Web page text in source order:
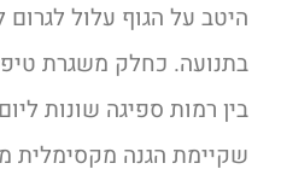
היטב על הגוף עלול לגרום
בתנועה. כחלק משגרת
בין רמות ספיגה שונות
שקיימת הגנה מקסימלית